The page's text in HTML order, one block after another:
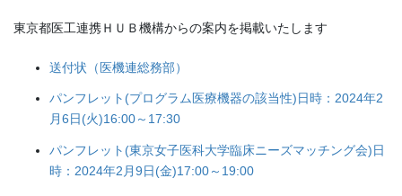
東京都医工連携ＨＵＢ機構からの案内を掲載いたします
送付状（医機連総務部）
パンフレット(プログラム医療機器の該当性)日時：2024年2
月6日(火)16:00～17:30
パンフレット(東京女子医科大学臨床ニーズマッチング会)日
時：2024年2月9日(金)17:00～19:00